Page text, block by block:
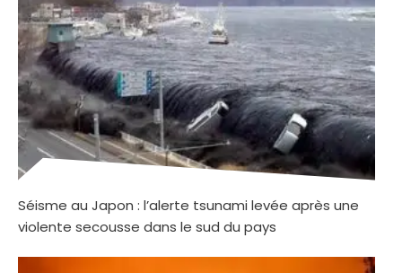
Séisme au Japon : l’alerte tsunami levée après une
violente secousse dans le sud du pays